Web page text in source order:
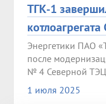
ТГК-1
Энергетики ПАО
после
№ 4 Северной
1 июля 2025